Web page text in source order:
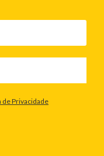
de Privacidade